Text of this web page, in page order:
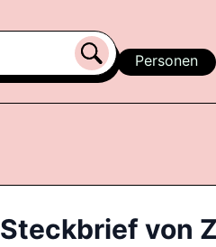
Personen
Steckbrief von